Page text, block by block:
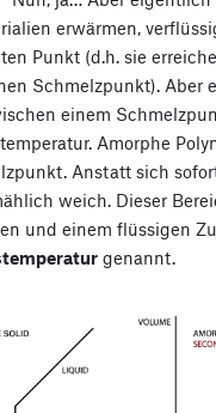
erwärmen,
Punkt (d.h. sie
Schmelzpunkt). Aber
einem
Amorphe
Anstatt sich
weich. Dieser
und einem flüssigen
genannt.